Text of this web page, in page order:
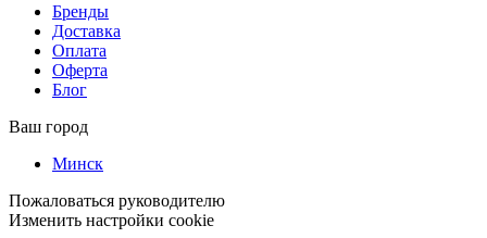
Бренды
Доставка
Оплата
Оферта
Блог
Ваш город
Минск
Пожаловаться руководителю
Изменить настройки cookie